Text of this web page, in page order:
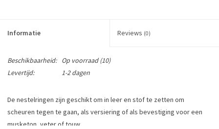
Informatie Reviews (0)
Beschikbaarheid: Op voorraad(10)
Levertijd:
1-2 dagen
De nestelringen zijn geschikt om in leer en stof te zetten om
scheuren tegen te gaan, als versiering of als bevestiging voor een
musketon, veter of touw.